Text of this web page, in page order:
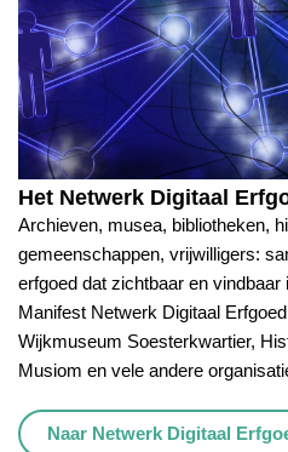
Het Netwerk Digitaal
Archieven, musea, bibliotheken,
gemeenschappen, vrijwilligers:
erfgoed dat zichtbaar en
Manifest Netwerk Digitaal
Wijkmuseum Soesterkwartier,
Musiom en vele andere
Naar Netwerk Digitaal